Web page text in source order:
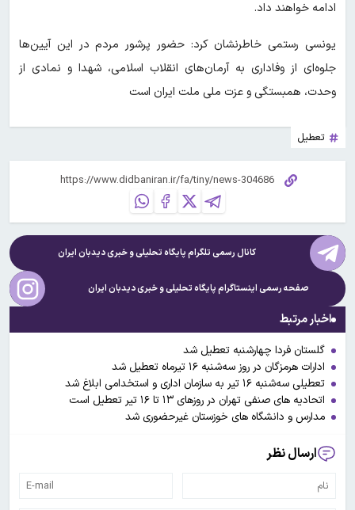
ادامه خواهند داد.
یونسی رستمی خاطرنشان کرد: حضور پرشور مردم در این آیین‌ها
جلوه‌ای از وفاداری به آرمان‌های انقلاب اسلامی، شهدا و نمادی از
وحدت، همبستگی و عزت ملی ملت ایران است
تعطیل
کانال رسمی تلگرام پایگاه تحلیلی و خبریدیدبان ایران
صفحه رسمی اینستاگرام پایگاه تحلیلی و خبریدیدبان ایران
اخبار مرتبط
گلستان فردا چهارشنبه تعطیل شد
ادارات هرمزگان در روز سه‌شنبه ۱۶ تیرماه تعطیل شد
تعطیلی سه‌شنبه ۱۶ تیر به سازمان اداری و استخدامی ابلاغ شد
اتحادیه های صنفی تهران در روزهای ۱۳ تا ۱۶ تیر تعطیل است
مدارس و دانشگاه های خوزستان غیرحضوری شد
ارسال نظر